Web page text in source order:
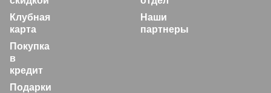
Клубная
карта
Покупка
в
кредит
Подарки
Наши
партнеры